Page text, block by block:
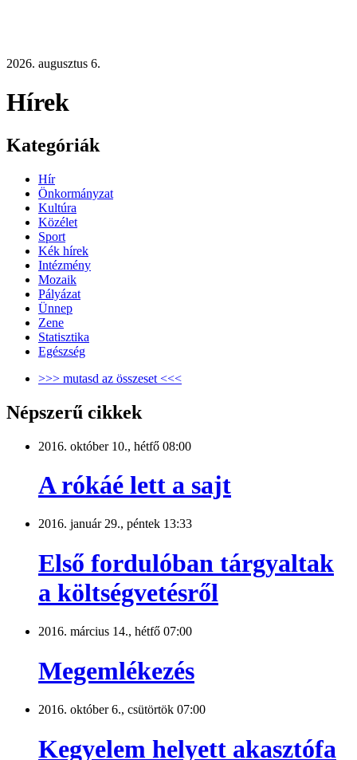
2026. augusztus 6.
Hírek
Kategóriák
Hír
Önkormányzat
Kultúra
Közélet
Sport
Kék hírek
Intézmény
Mozaik
Pályázat
Ünnep
Zene
Statisztika
Egészség
>>> mutasd az összeset <<<
Népszerű cikkek
2016. október 10., hétfő 08:00
A rókáé lett a sajt
2016. január 29., péntek 13:33
Első fordulóban tárgyaltak
a költségvetésről
2016. március 14., hétfő 07:00
Megemlékezés
2016. október 6., csütörtök 07:00
Kegyelem helyett akasztófa